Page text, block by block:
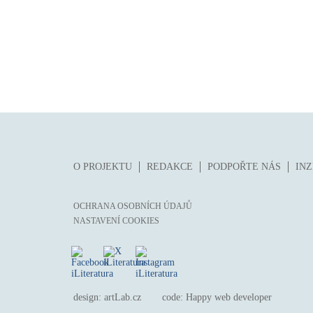
O PROJEKTU REDAKCE PODPOŘTE NÁS
OCHRANA OSOBNÍCH ÚDAJŮ
NASTAVENÍ COOKIES
design: artLab.cz code: Happy web developer